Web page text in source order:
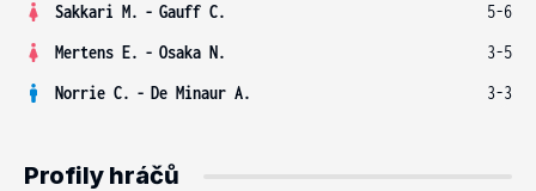
Sakkari M. - Gauff C.
5-6
Mertens E. - Osaka N.
3-5
Norrie C. - De Minaur A. 3-3
Profily hráčů